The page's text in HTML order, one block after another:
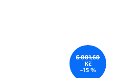
6 001,60
Kč
–15 %